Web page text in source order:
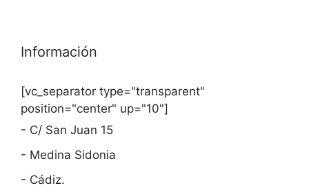
Información
[vc_separator type="transparent"
position="center" up="10"]
- C/ San Juan 15
- Medina Sidonia
- Cádiz.